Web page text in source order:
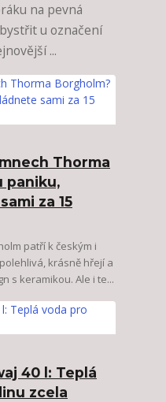
na pevná
u označení
...
Thorma
paniku,
za 15
patří k českým i
krásně hřejí a
s keramikou. Ale i te...
40 l: Teplá
zcela